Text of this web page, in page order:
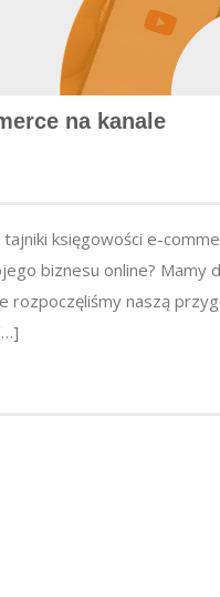
na kanale
księgowości e-
biznesu online? Mamy
rozpoczęliśmy naszą